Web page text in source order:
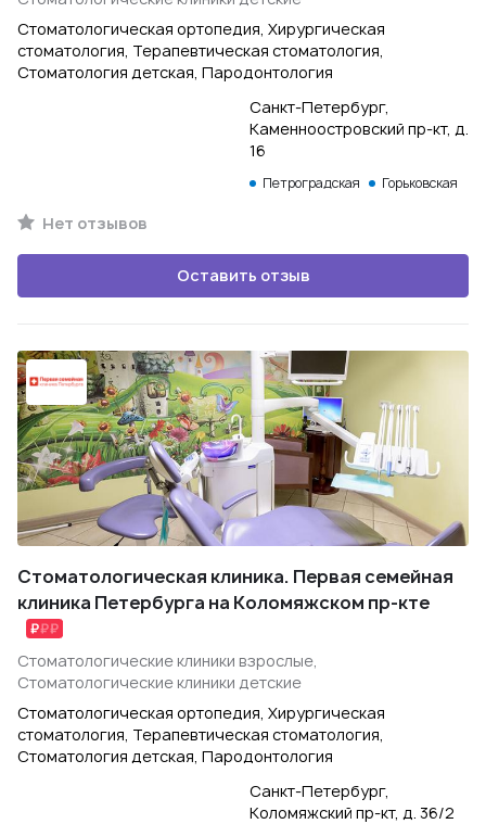
Стоматологическая ортопедия, Хирургическая
стоматология, Терапевтическая стоматология,
Стоматология детская, Пародонтология
Санкт-Петербург,
Каменноостровский пр-кт, д.
16
Петроградская Горьковская
Нет отзывов
Оставить отзыв
Стоматологическая клиника. Первая семейная
клиника Петербурга на Коломяжском пр-кте
Стоматологические клиники взрослые,
Стоматологические клиники детские
Стоматологическая ортопедия, Хирургическая
стоматология, Терапевтическая стоматология,
Стоматология детская, Пародонтология
Санкт-Петербург,
Коломяжский пр-кт, д. 36/2